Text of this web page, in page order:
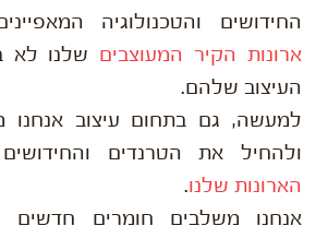
החידושים והטכנולוגיה
ארונות הקיר המעוצבים שלנו לא
העיצוב שלהם.
למעשה, גם בתחום עיצוב אנחנו
ולהחיל את הטרנדים
הארונות שלנו.
אנחנו משלבים חומרים חדשים